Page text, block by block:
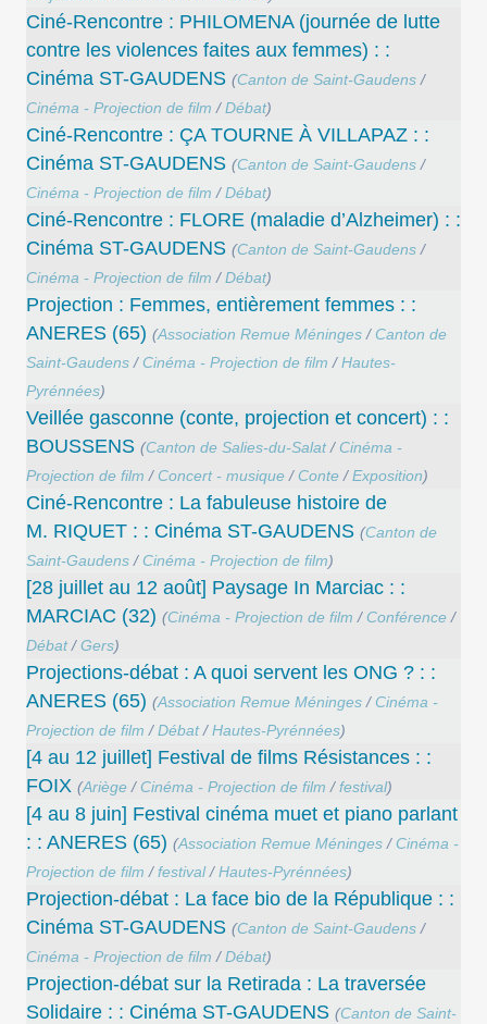
Ciné-Rencontre : PHILOMENA (journée de lutte
contre les violences faites aux femmes) : :
Cinéma ST-GAUDENS (Canton de Saint-Gaudens /
Cinéma - Projection de film /Débat)
Ciné-Rencontre : ÇA TOURNE À VILLAPAZ : :
Cinéma ST-GAUDENS (Canton de Saint-Gaudens /
Cinéma - Projection de film /Débat)
Ciné-Rencontre : FLORE (maladie d’Alzheimer) : :
Cinéma ST-GAUDENS (Canton de Saint-Gaudens /
Cinéma - Projection de film /Débat)
Projection : Femmes, entièrement femmes : :
ANERES (65) (Association Remue Méninges / Canton de
Saint-Gaudens / Cinéma - Projection de film /Hautes-
Pyrénnées)
Veillée gasconne (conte, projection et concert) : :
BOUSSENS (Canton de Salies-du-Salat/ Cinéma -
Projection de film / Concert - musique / Conte /Exposition)
Ciné-Rencontre : La fabuleuse histoire de
M. RIQUET : : Cinéma ST-GAUDENS (Canton de
Saint-Gaudens / Cinéma - Projection de film)
[28 juillet au 12 août] Paysage In Marciac : :
MARCIAC (32) (Cinéma - Projection de film / Conférence /
Débat/Gers)
Projections-débat : A quoi servent les ONG ? : :
ANERES (65) (Association Remue Méninges / Cinéma -
Projection de film /Débat/Hautes-Pyrénnées)
[4 au 12 juillet] Festival de films Résistances : :
FOIX (Ariège / Cinéma - Projection de film /festival)
[4 au 8 juin] Festival cinéma muet et piano parlant
: : ANERES (65) (Association Remue Méninges / Cinéma -
Projection de film /festival/Hautes-Pyrénnées)
Projection-débat : La face bio de la République : :
Cinéma ST-GAUDENS (Canton de Saint-Gaudens /
Cinéma - Projection de film /Débat)
Projection-débat sur la Retirada : La traversée
Solidaire : : Cinéma ST-GAUDENS (Canton de Saint-